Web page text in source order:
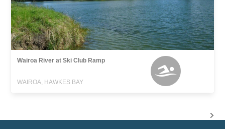
Wairoa River at Ski Club Ramp
WAIROA, HAWKES BAY